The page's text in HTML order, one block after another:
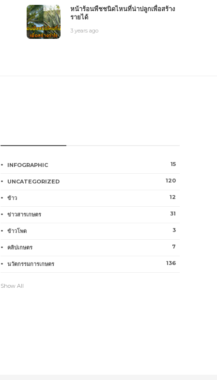
หน้าร้อนพืชชนิดไหนที่น่าปลูกเพื่อสร้าง
รายได้
3 years ago
INFOGRAPHIC 15
UNCATEGORIZED 120
ข้าว 12
ข่าวสารเกษตร 31
ข้าวโพด 3
คลิปเกษตร 7
นวัตกรรมการเกษตร 136
Show All